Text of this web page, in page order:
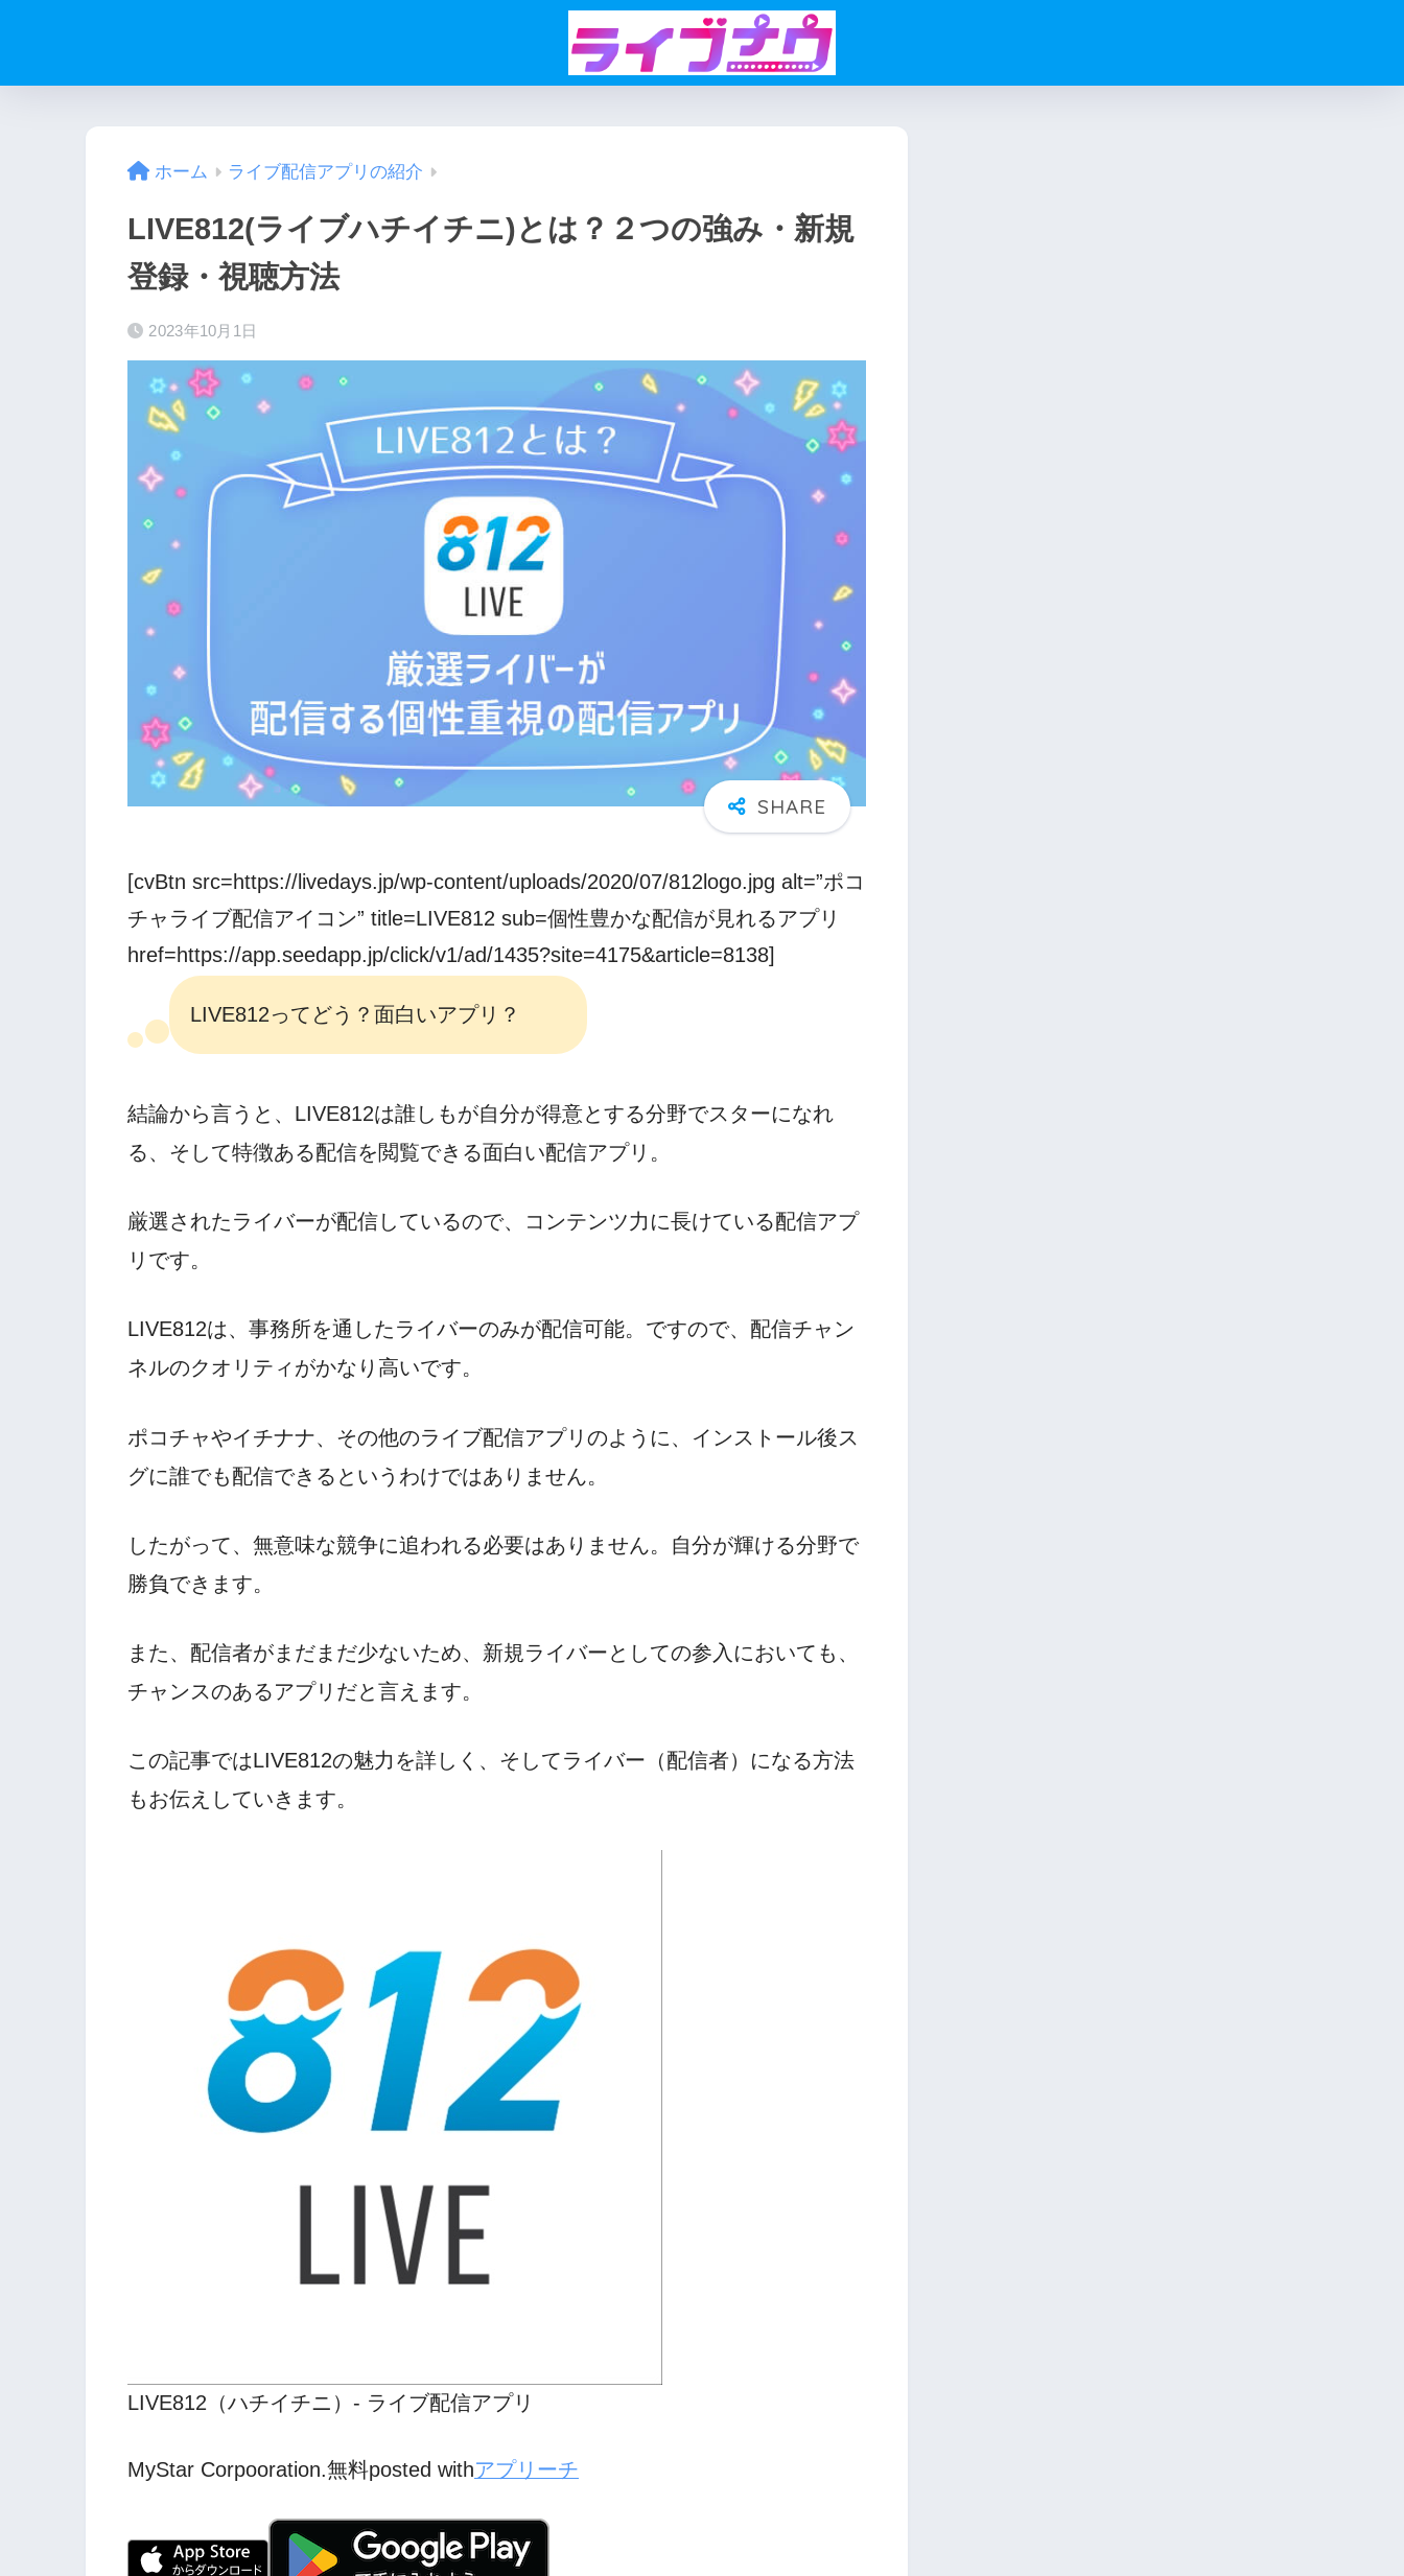
ホーム ライブ配信アプリの紹介
LIVE812(ライブハチイチニ)とは？２つの強み・新規
登録・視聴方法
2023年10月1日
[cvBtn src=https://livedays.jp/wp-content/uploads/2020/07/812logo.jpg alt=”ポコ
チャライブ配信アイコン” title=LIVE812 sub=個性豊かな配信が見れるアプリ
href=https://app.seedapp.jp/click/v1/ad/1435?site=4175&article=8138]
LIVE812ってどう？面白いアプリ？
結論から言うと、LIVE812は誰しもが自分が得意とする分野でスターになれ
る、そして特徴ある配信を閲覧できる面白い配信アプリ。
厳選されたライバーが配信しているので、コンテンツ力に長けている配信アプ
リです。
LIVE812は、事務所を通したライバーのみが配信可能。ですので、配信チャン
ネルのクオリティがかなり高いです。
ポコチャやイチナナ、その他のライブ配信アプリのように、インストール後ス
グに誰でも配信できるというわけではありません。
したがって、無意味な競争に追われる必要はありません。自分が輝ける分野で
勝負できます。
また、配信者がまだまだ少ないため、新規ライバーとしての参入においても、
チャンスのあるアプリだと言えます。
この記事ではLIVE812の魅力を詳しく、そしてライバー（配信者）になる方法
もお伝えしていきます。
LIVE812（ハチイチニ）- ライブ配信アプリ
MyStar Corpooration.無料posted withアプリーチ